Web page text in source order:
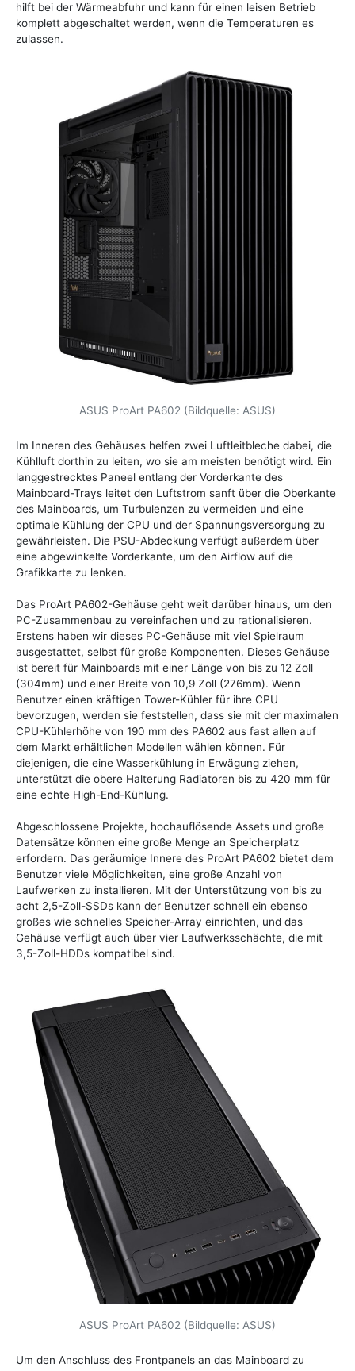
hilft bei der Wärmeabfuhr und kann für einen leisen Betrieb
komplett abgeschaltet werden, wenn die Temperaturen es
zulassen.
ASUS ProArt PA602 (Bildquelle: ASUS)
Im Inneren des Gehäuses helfen zwei Luftleitbleche dabei, die
Kühlluft dorthin zu leiten, wo sie am meisten benötigt wird. Ein
langgestrecktes Paneel entlang der Vorderkante des
Mainboard-Trays leitet den Luftstrom sanft über die Oberkante
des Mainboards, um Turbulenzen zu vermeiden und eine
optimale Kühlung der CPU und der Spannungsversorgung zu
gewährleisten. Die PSU-Abdeckung verfügt außerdem über
eine abgewinkelte Vorderkante, um den Airflow auf die
Grafikkarte zu lenken.
Das ProArt PA602-Gehäuse geht weit darüber hinaus, um den
PC-Zusammenbau zu vereinfachen und zu rationalisieren.
Erstens haben wir dieses PC-Gehäuse mit viel Spielraum
ausgestattet, selbst für große Komponenten. Dieses Gehäuse
ist bereit für Mainboards mit einer Länge von bis zu 12 Zoll
(304mm) und einer Breite von 10,9 Zoll (276mm). Wenn
Benutzer einen kräftigen Tower-Kühler für ihre CPU
bevorzugen, werden sie feststellen, dass sie mit der maximalen
CPU-Kühlerhöhe von 190 mm des PA602 aus fast allen auf
dem Markt erhältlichen Modellen wählen können. Für
diejenigen, die eine Wasserkühlung in Erwägung ziehen,
unterstützt die obere Halterung Radiatoren bis zu 420 mm für
eine echte High-End-Kühlung.
Abgeschlossene Projekte, hochauflösende Assets und große
Datensätze können eine große Menge an Speicherplatz
erfordern. Das geräumige Innere des ProArt PA602 bietet dem
Benutzer viele Möglichkeiten, eine große Anzahl von
Laufwerken zu installieren. Mit der Unterstützung von bis zu
acht 2,5-Zoll-SSDs kann der Benutzer schnell ein ebenso
großes wie schnelles Speicher-Array einrichten, und das
Gehäuse verfügt auch über vier Laufwerksschächte, die mit
3,5-Zoll-HDDs kompatibel sind.
ASUS ProArt PA602 (Bildquelle: ASUS)
Um den Anschluss des Frontpanels an das Mainboard zu